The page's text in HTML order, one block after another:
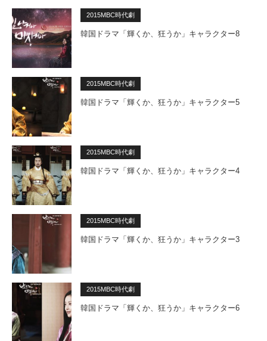
2015MBC時代劇
韓国ドラマ「輝くか、狂うか」キャラクター8
2015MBC時代劇
韓国ドラマ「輝くか、狂うか」キャラクター5
2015MBC時代劇
韓国ドラマ「輝くか、狂うか」キャラクター4
2015MBC時代劇
韓国ドラマ「輝くか、狂うか」キャラクター3
2015MBC時代劇
韓国ドラマ「輝くか、狂うか」キャラクター6